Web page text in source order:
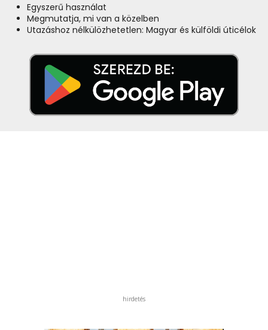
Egyszerű használat
Megmutatja, mi van a közelben
Utazáshoz nélkülözhetetlen: Magyar és külföldi úticélok
hirdetés